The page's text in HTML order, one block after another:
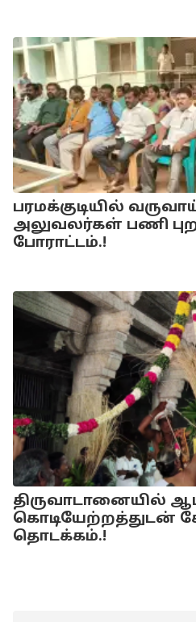
பரமக்குடியில்
அலுவலர்கள் பணி
போராட்டம்.!
திருவாடானையில்
கொடியேற்றத்துடன்
தொடக்கம்.!